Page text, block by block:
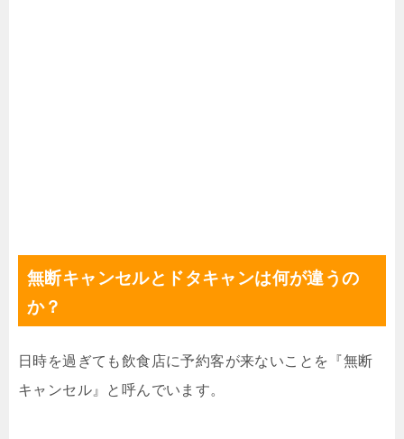
無断キャンセルとドタキャンは何が違うの
か？
日時を過ぎても飲食店に予約客が来ないことを『無断
キャンセル』と呼んでいます。